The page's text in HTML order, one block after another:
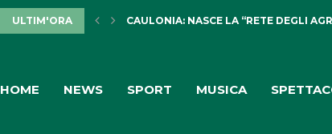
ULTIM'ORA CAULONIA: NASCE LA “RETE DEGLI
HOME NEWS SPORT MUSICA